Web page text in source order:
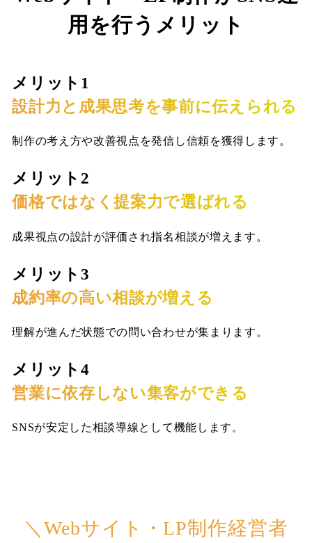
用を行うメリット
メリット1
設計力と成果思考を事前に伝えられる
制作の考え方や改善視点を発信し信頼を獲得します。
メリット2
価格ではなく提案力で選ばれる
成果視点の設計が評価され指名相談が増えます。
メリット3
成約率の高い相談が増える
理解が進んだ状態での問い合わせが集まります。
メリット4
営業に依存しない集客ができる
SNSが安定した相談導線として機能します。
＼Webサイト・LP制作経営者